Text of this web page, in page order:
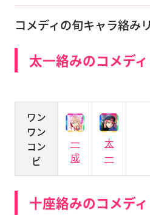
コメディの旬キャラ絡み
太一絡みのコメデ
ワン
ワン
コン
ビ
一
成
太
一
十座絡みのコメデ